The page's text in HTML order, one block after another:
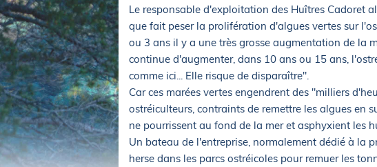
Le responsable d'exploitation des Huîtres Cadoret
que fait peser la prolifération d'algues vertes sur
ou 3 ans il y a une très grosse augmentation de la
continue d'augmenter, dans 10 ans ou 15 ans,
comme ici... Elle risque de disparaître".
Car ces marées vertes engendrent des "milliers
ostréiculteurs, contraints de remettre les algues en
ne pourrissent au fond de la mer et asphyxient les
Un bateau de l'entreprise, normalement dédié à la
herse dans les parcs ostréicoles pour remuer les